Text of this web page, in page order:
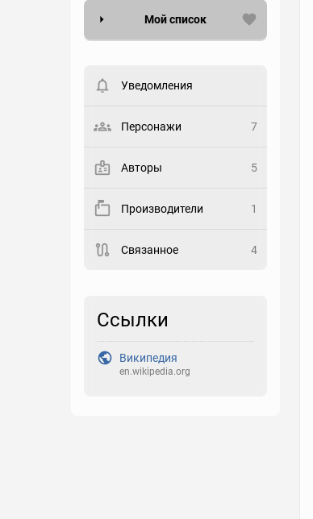
Мой список
пользователи. Хотите
Статус
Закладка
Выберите рейтинг
Уведомления
Персонажи 7
Авторы 5
Производители 1
Связанное 4
Ссылки
Википедия
en.wikipedia.org